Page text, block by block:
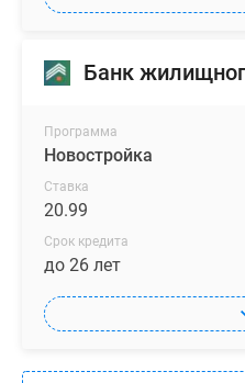
Программа
Новостройка
Ставка
20.99
Срок кредита
до 26 лет